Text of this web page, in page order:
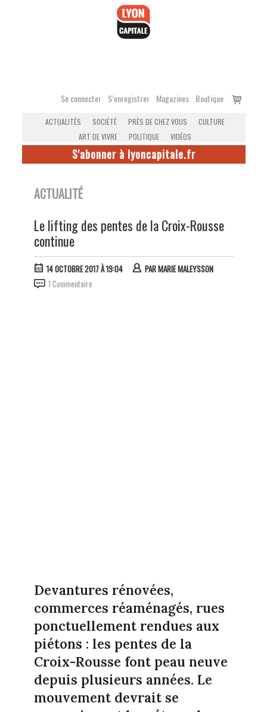
Se connecter S’enregistrer Magazines Boutique
Voir
ACTUALITÉS SOCIÉTÉ PRÈS DE CHEZ VOUS
CULTURE
ART DE VIVRE
POLITIQUE VIDÉOS
S'abonner à lyoncapitale.fr
ACTUALITÉ
Le lifting des pentes de la Croix-Rousse
continue
14 OCTOBRE 2017 À 19:04 PARMARIE MALEYSSON
1 Commentaire
Devantures rénovées,
commerces réaménagés, rues
ponctuellement rendues aux
piétons : les pentes de la
Croix-Rousse font peau neuve
depuis plusieurs années. Le
mouvement devrait se